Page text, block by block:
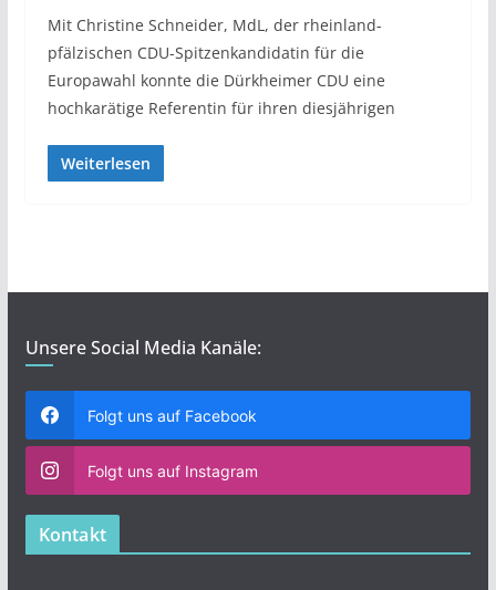
Mit Christine Schneider, MdL, der rheinland-
pfälzischen CDU-Spitzenkandidatin für die
Europawahl konnte die Dürkheimer CDU eine
hochkarätige Referentin für ihren diesjährigen
Weiterlesen
Unsere Social Media Kanäle:
Folgt uns auf Facebook
Folgt uns auf Instagram
Kontakt